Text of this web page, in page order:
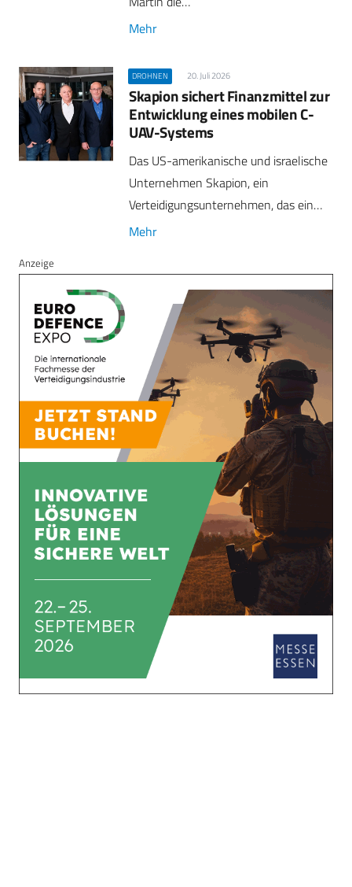
Mehr
DROHNEN 20. Juli 2026
Skapion sichert Finanzmittel zur
Entwicklung eines mobilen C-
UAV-Systems
Das US-amerikanische und israelische
Unternehmen Skapion, ein
Verteidigungsunternehmen, das ein…
Mehr
Anzeige